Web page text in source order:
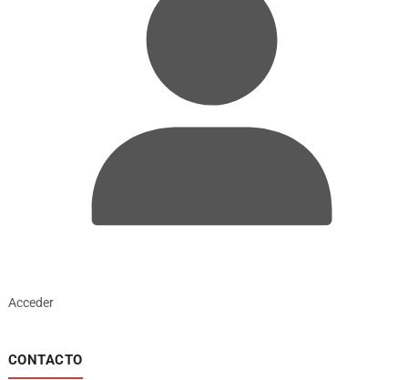
Acceder
CONTACTO